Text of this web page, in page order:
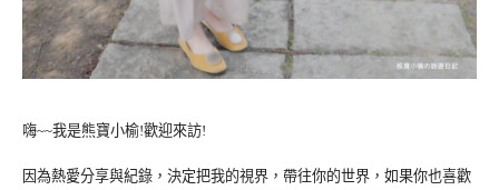
嗨~~我是熊寶小榆!歡迎來訪!
因為熱愛分享與紀錄，決定把我的視界，帶往你的世界，如果你也喜歡